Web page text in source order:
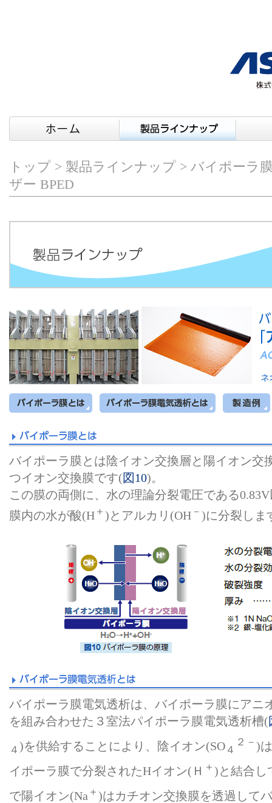
トップ > 製品ラインナップ > バイポーラ
ザー BPED
バイポーラ膜とは陰イオン交換層と陽イオン交
つイオン交換膜です(図10)。
この膜の両側に、水の理論分裂電圧である
膜内の水が酸(H ＋ )とアルカリ(OH － )に分裂しま
バイポーラ膜電気透析は、バイポーラ膜にアニ
を組み合わせた３室法パイポーラ膜電気透析槽(
４ )を供給することにより、陰イオン(SO ４
２－ )
イポーラ膜で分裂されたHイオン(Ｈ ＋ )と結合し
で陽イオン(Na ＋ )はカチオン交換膜を透過して